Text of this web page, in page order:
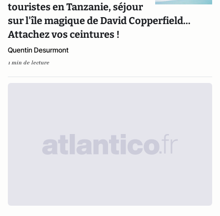
touristes en Tanzanie, séjour
sur l'île magique de David Copperfield...
Attachez vos ceintures !
Quentin Desurmont
1 min de lecture